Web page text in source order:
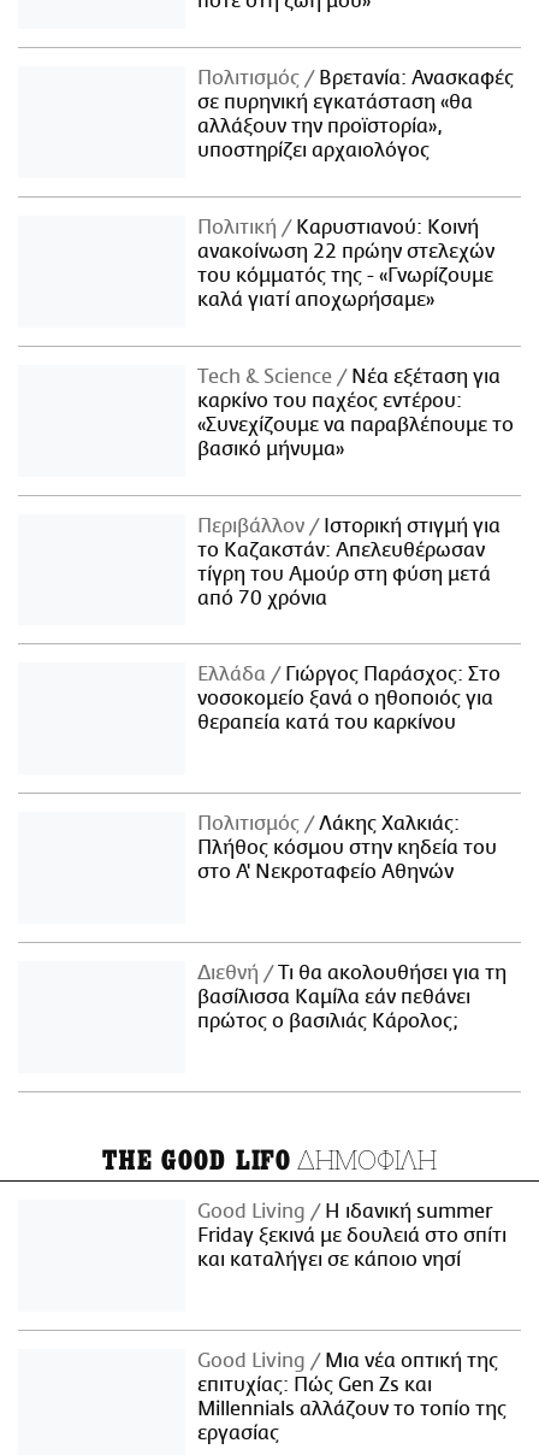
Πολιτισμός
Βρετανία: Ανασκαφές
σε πυρηνική εγκατάσταση «θα
αλλάξουν την προϊστορία»,
υποστηρίζει αρχαιολόγος
Πολιτική
Καρυστιανού: Κοινή
ανακοίνωση 22 πρώην στελεχών
του κόμματός της - «Γνωρίζουμε
καλά γιατί αποχωρήσαμε»
Τech & Science
Νέα εξέταση για
καρκίνο του παχέος εντέρου:
«Συνεχίζουμε να παραβλέπουμε το
βασικό μήνυμα»
Περιβάλλον
Ιστορική στιγμή για
το Καζακστάν: Απελευθέρωσαν
τίγρη του Αμούρ στη φύση μετά
από 70 χρόνια
Ελλάδα
Γιώργος Παράσχος: Στο
νοσοκομείο ξανά ο ηθοποιός για
θεραπεία κατά του καρκίνου
Πολιτισμός
Λάκης Χαλκιάς:
Πλήθος κόσμου στην κηδεία του
στο Α' Νεκροταφείο Αθηνών
Διεθνή
Τι θα ακολουθήσει για τη
βασίλισσα Καμίλα εάν πεθάνει
πρώτος ο βασιλιάς Κάρολος;
THE GOOD LIFO ΔΗΜΟΦΙΛΗ
Good Living
Η ιδανική summer
Friday ξεκινά με δουλειά στο σπίτι
και καταλήγει σε κάποιο νησί
Good Living
Μια νέα οπτική της
επιτυχίας: Πώς Gen Zs και
Millennials αλλάζουν το τοπίο της
εργασίας